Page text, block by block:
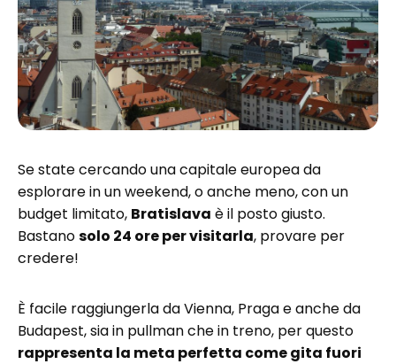
Se state cercando una capitale europea da
esplorare in un weekend, o anche meno, con un
budget limitato, Bratislava è il posto giusto.
Bastanosolo 24 ore per visitarla, provare per
credere!
È facile raggiungerla da Vienna, Praga e anche da
Budapest, sia in pullman che in treno, per questo
rappresenta la meta perfetta come gita fuori